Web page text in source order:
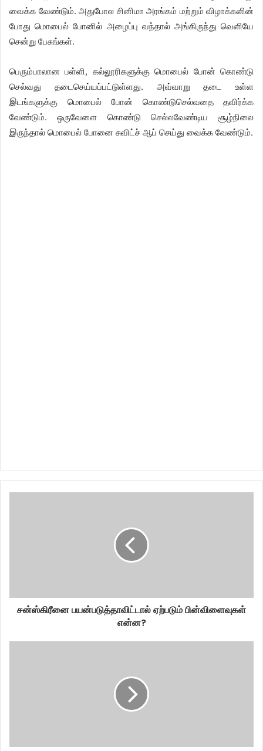
வைக்க வேண்டும். அதுபோல சினிமா அரங்கம் மற்றும் விழாக்களின்
போது மொபைல் போனில் அழைப்பு வந்தால் அங்கிருந்து வெளியே
சென்று பேசுங்கள்.
பெரும்பாலான பள்ளி, கல்லூரிகளுக்கு மொபைல் போன் கொண்டு
செல்வது தடைசெய்யப்பட்டுள்ளது. அவ்வாறு தடை உள்ள
இடங்களுக்கு மொபைல் போன் கொண்டுசெல்வதை தவிர்க்க
வேண்டும். ஒருவேளை கொண்டு செல்லவேண்டிய சூழ்நிலை
இருந்தால் மொபைல் போனை சுவிட்ச் ஆப் செய்து வைக்க வேண்டும்.
சன்ஸ்கிரீனை பயன்படுத்தாவிட்டால் ஏற்படும் பின்விளைவுகள்
என்ன?